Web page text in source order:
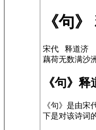
《句
宋代 释道济
藕荷无数满沙
《句》
《句》是由宋
下是对该诗词